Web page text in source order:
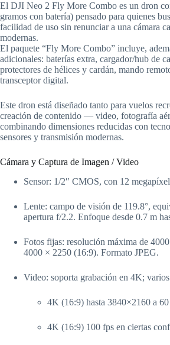
El DJI Neo 2 Fly More Combo es un dron
gramos con batería) pensado para quienes
facilidad de uso sin renunciar a una cámara
modernas.
El paquete “Fly More Combo” incluye,
adicionales: baterías extra, cargador/hub de
protectores de hélices y cardán, mando
transceptor digital.
Este dron está diseñado tanto para vuelos
creación de contenido — video, fotografía
combinando dimensiones reducidas con
sensores y transmisión modernas.
Cámara y Captura de Imagen / Video
Sensor: 1/2″ CMOS, con 12
Lente: campo de visión de 119.8°,
apertura f/2.2. Enfoque desde 0.7 m
Fotos fijas: resolución máxima de
4000 × 2250 (16:9). Formato JPEG.
Video: soporta grabación en 4K;
4K (16:9) hasta 3840×2160 a
4K (16:9) 100 fps en ciertas